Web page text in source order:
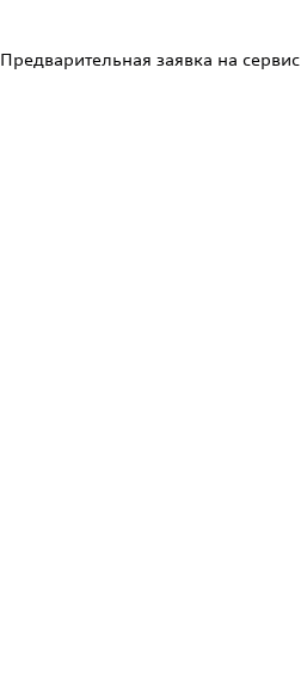
Предварительная заявка на сервис